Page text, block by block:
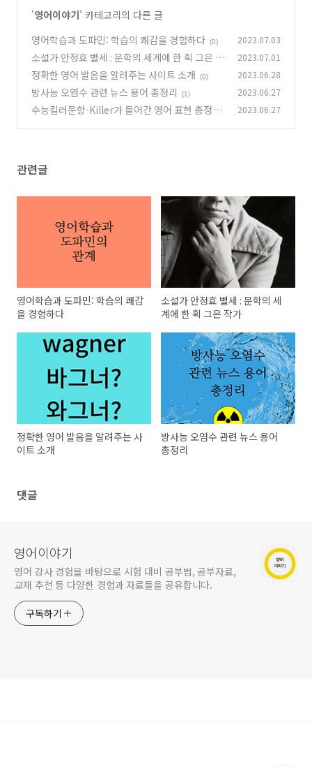
'영어이야기' 카테고리의 다른 글
영어학습과 도파민: 학습의 쾌감을 경험하다 (0) 2023.07.03
소설가 안정효 별세 : 문학의 세계에 한 획 그은 작
가
(2)
2023.07.01
정확한 영어 발음을 알려주는 사이트 소개 (0) 2023.06.28
방사능 오염수 관련 뉴스 용어 총정리 (1) 2023.06.27
수능킬러문항-Killer가 들어간 영어 표현 총정리 2023.06.27
관련글
영어학습과 도파민: 학습의 쾌감
을 경험하다
소설가 안정효 별세 : 문학의 세
계에 한 획 그은 작가
정확한 영어 발음을 알려주는 사
이트 소개
방사능 오염수 관련 뉴스 용어
총정리
댓글
영어이야기
영어 강사 경험을 바탕으로 시험 대비 공부법, 공부자료,
교재 추천 등 다양한 경험과 자료들을 공유합니다.
구독하기